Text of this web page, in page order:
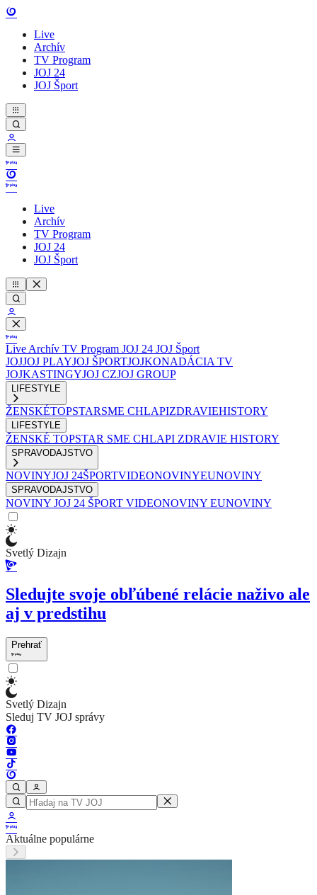
Live
Archív
TV Program
JOJ 24
JOJ Šport
Live
Archív
TV Program
JOJ 24
JOJ Šport
Live Archív TV Program JOJ 24 JOJ Šport
JOJJOJ PLAYJOJ ŠPORTJOJKONADÁCIA TV
JOJKASTINGYJOJ CZJOJ GROUP
LIFESTYLE
ŽENSKÉTOPSTARSME CHLAPIZDRAVIEHISTORY
LIFESTYLE
ŽENSKÉ TOPSTAR SME CHLAPI ZDRAVIE HISTORY
SPRAVODAJSTVO
NOVINYJOJ 24ŠPORTVIDEONOVINYEUNOVINY
SPRAVODAJSTVO
NOVINY JOJ 24 ŠPORT VIDEONOVINY EUNOVINY
Svetlý Dizajn
Sledujte svoje obľúbené relácie naživo ale
aj v predstihu
Prehrať
Svetlý Dizajn
Sleduj TV JOJ správy
Aktuálne populárne